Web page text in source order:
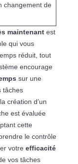
changement de
maintenantest
qui vous
réduit, tout
encourage
sur une
tâches
création d’un
est évaluée
cette
le contrôle
votre efficacité
vos tâches